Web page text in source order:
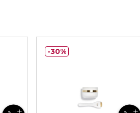
30%